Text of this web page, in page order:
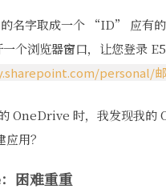
名字取成一个 “ID” 应有的
个浏览器窗口，让您登录
personal/
OneDrive 时，我发现我
用？
困难重重